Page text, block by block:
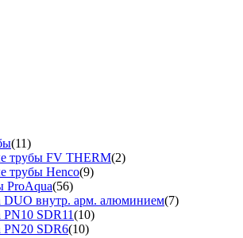
(11)
трубы FV THERM(2)
трубы Henco(9)
ProAqua(56)
внутр. арм. алюминием(7)
SDR11(10)
SDR6(10)